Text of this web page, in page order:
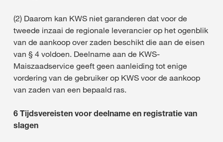
(2) Daarom kan KWS niet garanderen dat voor de
tweede inzaai de regionale leverancier op het ogenblik
van de aankoop over zaden beschikt die aan de eisen
van § 4 voldoen. Deelname aan de KWS-
Maiszaadservice geeft geen aanleiding tot enige
vordering van de gebruiker op KWS voor de aankoop
van zaden van een bepaald ras.
6 Tijdsvereisten voor deelname en registratie van
slagen